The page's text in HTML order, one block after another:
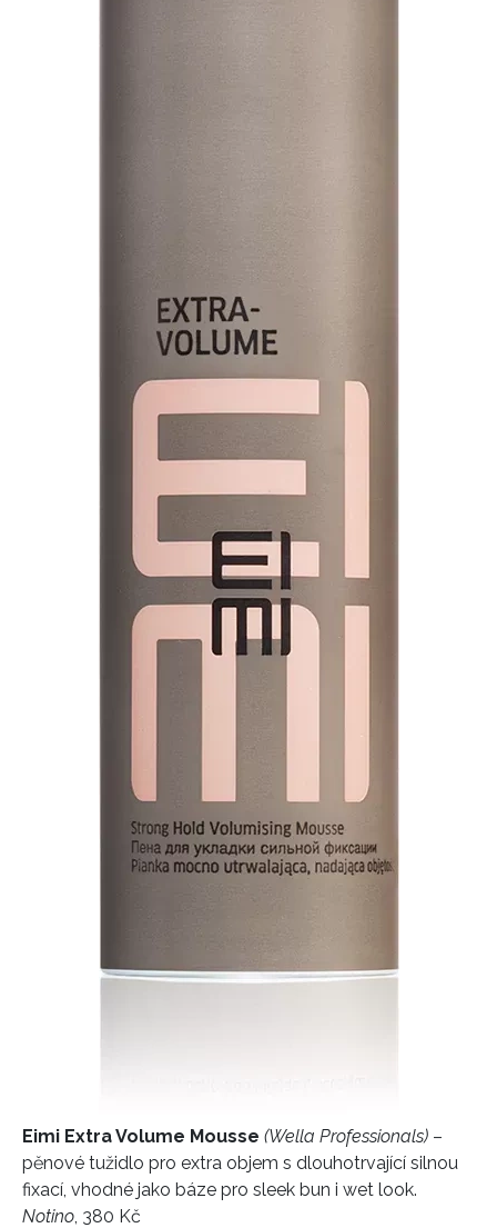
INFORMACE
Eimi Extra Volume Mousse (Wella Professionals) –
pěnové tužidlo pro extra objem s dlouhotrvající silnou
fixací, vhodné jako báze pro sleek bun i wet look.
Notino, 380 Kč